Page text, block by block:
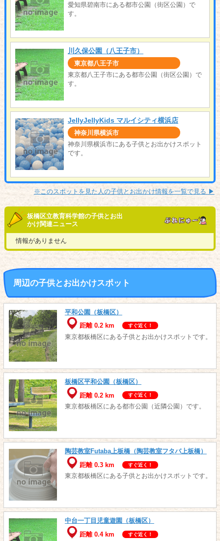
愛知県碧南市にある都市公園（街区公園）で
す。
川久保公園（八王子市）
東京都八王子市
東京都八王子市にある都市公園（街区公園）で
す。
JellyJellyKids マルイシティ横浜店
神奈川県横浜市
神奈川県横浜市にある子供とお出かけスポット
です。
※このスポットを見た人の子供とお出かけ情報を一覧で見る ▶︎
板橋区立教育科学館の子供とお出
かけ関連ニュース
情報がありません
周辺の子供とお出かけスポット
平和公園（板橋区）
距離 0.2 km
すぐ近く！
東京都板橋区にある子供とお出かけスポットです。
板橋区平和公園（板橋区）
距離 0.2 km
すぐ近く！
東京都板橋区にある都市公園（近隣公園）です。
陶芸教室Futaba上板橋（陶芸教室フタバ上板橋）
距離 0.3 km
すぐ近く！
東京都板橋区にある子供とお出かけスポットです。
中台一丁目児童遊園（板橋区）
距離 0.4 km
すぐ近く！